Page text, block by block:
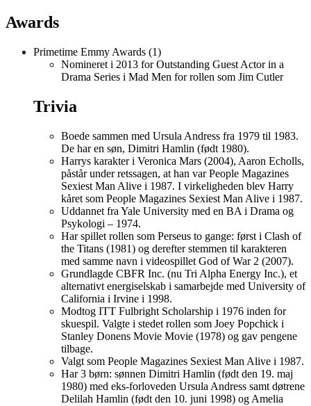
Awards
Primetime Emmy Awards (1)
Nomineret i 2013 for Outstanding Guest Actor in a
Drama Series i Mad Men for rollen som Jim Cutler
Trivia
Boede sammen med Ursula Andress fra 1979 til 1983.
De har en søn, Dimitri Hamlin (født 1980).
Harrys karakter i Veronica Mars (2004), Aaron Echolls,
påstår under retssagen, at han var People Magazines
Sexiest Man Alive i 1987. I virkeligheden blev Harry
kåret som People Magazines Sexiest Man Alive i 1987.
Uddannet fra Yale University med en BA i Drama og
Psykologi – 1974.
Har spillet rollen som Perseus to gange: først i Clash of
the Titans (1981) og derefter stemmen til karakteren
med samme navn i videospillet God of War 2 (2007).
Grundlagde CBFR Inc. (nu Tri Alpha Energy Inc.), et
alternativt energiselskab i samarbejde med University of
California i Irvine i 1998.
Modtog ITT Fulbright Scholarship i 1976 inden for
skuespil. Valgte i stedet rollen som Joey Popchick i
Stanley Donens Movie Movie (1978) og gav pengene
tilbage.
Valgt som People Magazines Sexiest Man Alive i 1987.
Har 3 børn: sønnen Dimitri Hamlin (født den 19. maj
1980) med eks-forloveden Ursula Andress samt døtrene
Delilah Hamlin (født den 10. juni 1998) og Amelia